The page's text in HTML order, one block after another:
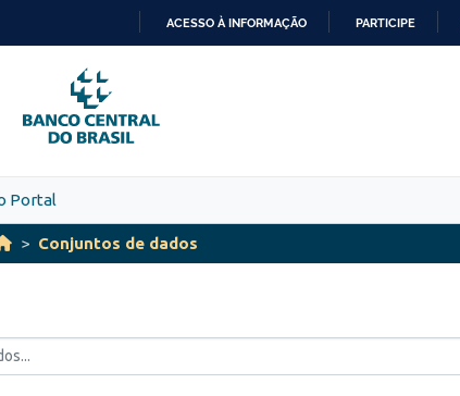
PARA
O
CONTEÚDO
ACESSO À INFORMAÇÃO PARTICIPE
Portal
Conjuntos de dados